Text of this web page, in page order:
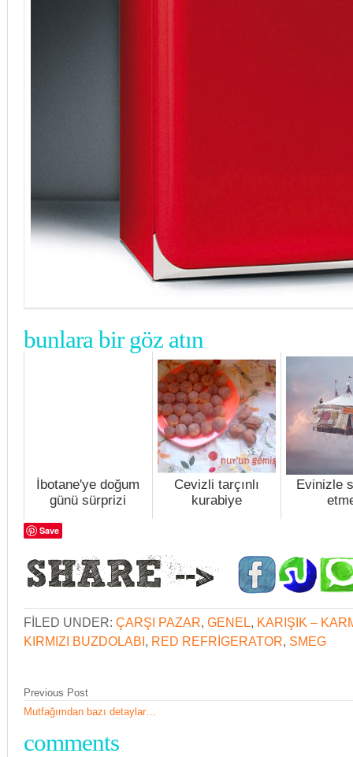
bunlara bir göz atın
İbotane'ye doğum
günü sürprizi
Cevizli tarçınlı
kurabiye
Evinizle
Save
FILED UNDER: ÇARŞI PAZAR, GENEL, KARIŞIK –
KIRMIZI BUZDOLABI, RED REFRIGERATOR, SMEG
Previous Post
Mutfağımdan bazı detaylar…
comments